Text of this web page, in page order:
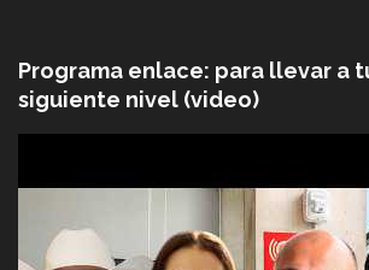
Programa enlace: para llevar a
siguiente nivel (video)